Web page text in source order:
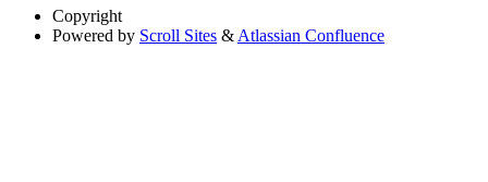
Copyright
Powered by Scroll Sites & Atlassian Confluence